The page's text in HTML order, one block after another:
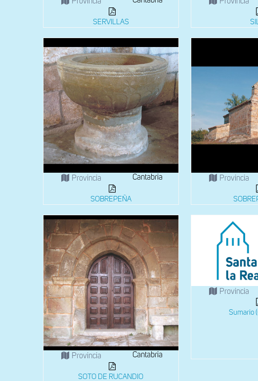
SERVILLAS
Provincia Cantabria
SOBREPEÑA
Provincia
Provincia Cantabria
SOTO DE RUCANDIO
Provincia
Sumario